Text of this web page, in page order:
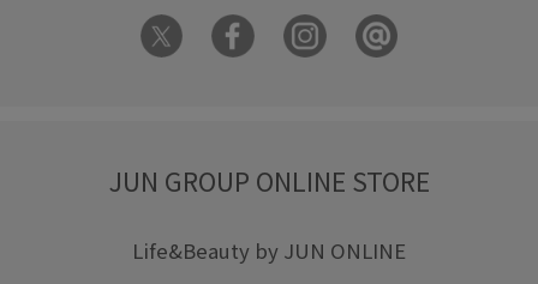
JUN GROUP ONLINE STORE
Life&Beauty by JUN ONLINE